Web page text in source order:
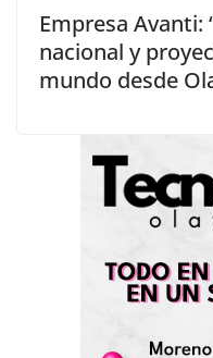
Empresa
nacional y
mundo desde